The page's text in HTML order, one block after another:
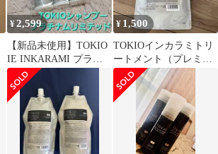
¥2,599
【新品未使用】TOKIO
IE INKARAMI プラチ
ナム トラベルセット
¥ 1,500
TOKIOインカラミトリ
ートメント（プレミア
ム） 詰め替え